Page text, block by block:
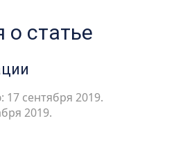
статье
сентября 2019.
2019.